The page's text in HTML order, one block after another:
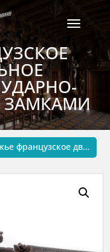
двуствольное охотничье, с ударно-капсюльными замками